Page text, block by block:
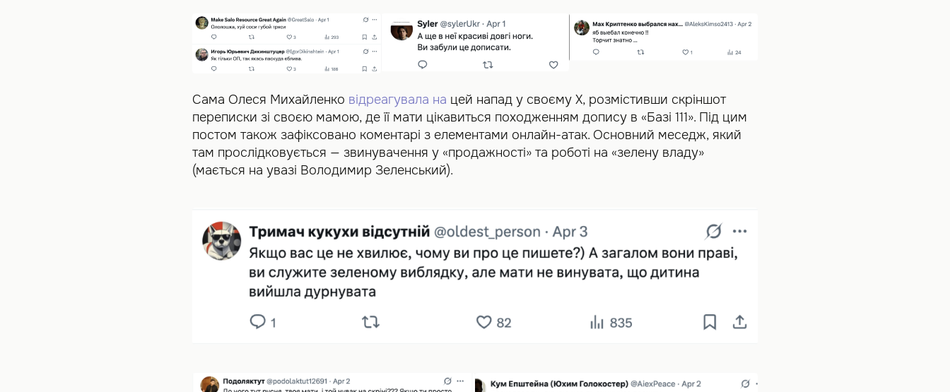
Сама Олеся Михайленко відреагувала на цей напад у своєму Х, розмістивши скріншот
переписки зі своєю мамою, де її мати цікавиться походженням допису в «Базі 111». Під цим
постом також зафіксовано коментарі з елементами онлайн-атак. Основний меседж, який
там прослідковується — звинувачення у «продажності» та роботі на «зелену владу»
(мається на увазі Володимир Зеленський).